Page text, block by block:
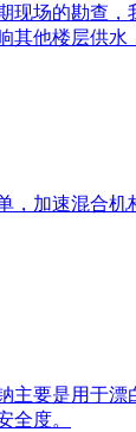
场的勘查
他楼层供水
加速混合
要是用于
全度。